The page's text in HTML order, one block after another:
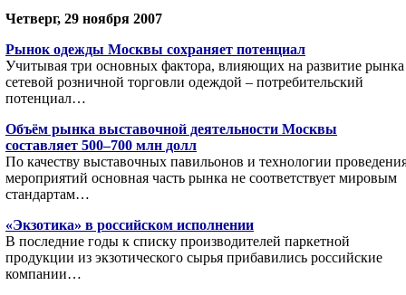
Четверг, 29 ноября 2007
Рынок одежды Москвы сохраняет потенциал
Учитывая три основных фактора, влияющих на развитие рынка
сетевой розничной торговли одеждой – потребительский
потенциал…
Объём рынка выставочной деятельности Москвы
составляет 500–700 млн долл
По качеству выставочных павильонов и технологии
мероприятий основная часть рынка не соответствует мировым
стандартам…
«Экзотика» в российском исполнении
В последние годы к списку производителей паркетной
продукции из экзотического сырья прибавились российские
компании…